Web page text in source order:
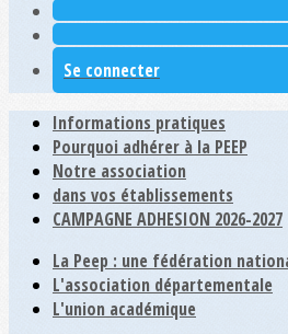
Se connecter
Informations pratiques
Pourquoi adhérer à la PEEP
Notre association
dans vos établissements
CAMPAGNE ADHESION 2026-2027
La Peep : une fédération
L'association départementale
L'union académique